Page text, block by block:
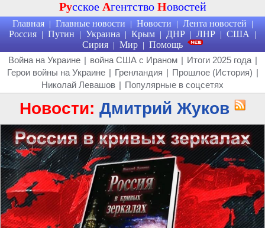
Русское Агентство Новостей
Главная | Главные новости | Новости | Лента новостей |
Россия | Путин | Украина | Крым | ДНР | ЛНР | США |
Сирия | Мир | Помощь
Война на Украине | война США с Ираном | Итоги 2025 года |
Герои войны на Украине | Гренландия | Прошлое (История) |
Николай Левашов | Популярные в соцсетях
Новости: Дмитрий Жуков